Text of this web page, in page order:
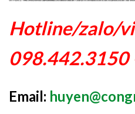
Hotline/zalo/
098.442.3150
Email: